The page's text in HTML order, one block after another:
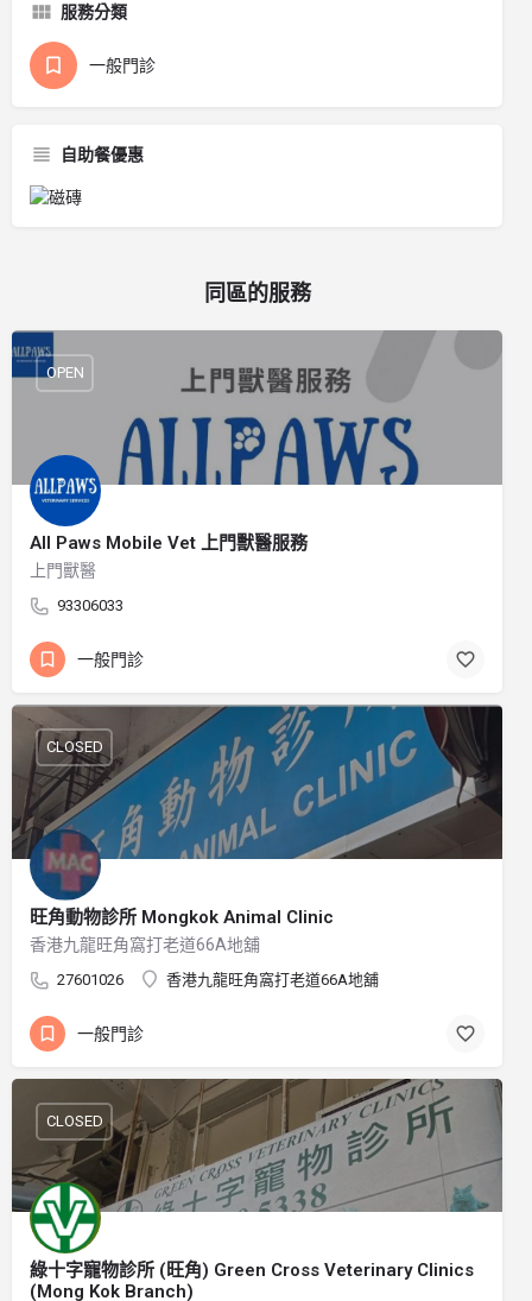
服務分類
一般門診
自助餐優惠
同區的服務
All Paws Mobile Vet 上門獸醫服務
上門獸醫
93306033
OPEN
一般門診
旺角動物診所 Mongkok Animal Clinic
香港九龍旺角窩打老道66A地舖
27601026 香港九龍旺角窩打老道66A地舖
CLOSED
一般門診
綠十字寵物診所 (旺角) Green Cross Veterinary Clinics
(Mong Kok Branch)
CLOSED